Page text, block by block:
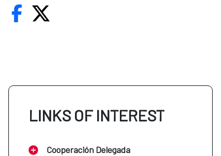
LINKS OF INTEREST
Cooperación Delegada